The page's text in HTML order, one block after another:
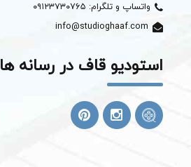
واتساپ و تلگرام: ۰۹۱۲۳۷۳۰۷۶۵
info@studioghaaf.com
استودیو قاف در رسانه ها